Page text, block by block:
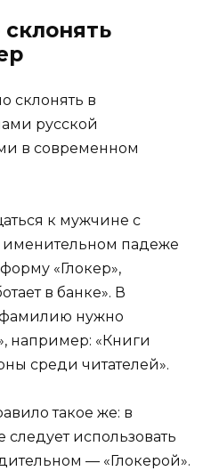
склонять в
русской
в современном
к мужчине с
именительном падеже
«Глокер»,
в банке». В
нужно
например: «Книги
среди читателей».
такое же: в
использовать
— «Глокерой».